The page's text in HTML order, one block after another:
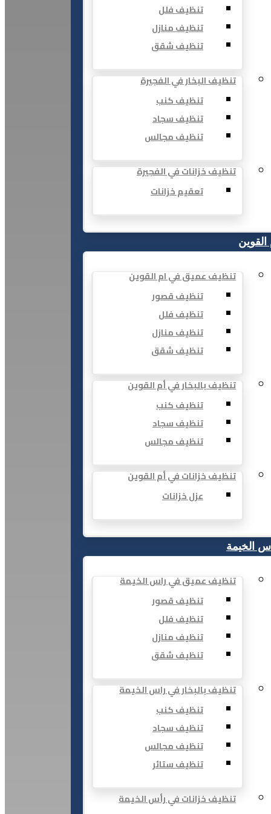
تنظيف فلل
تنظيف منازل
تنظيف شقق
تنظيف البخار في الفجيرة
تنظيف كنب
تنظيف سجاد
تنظيف مجالس
تنظيف خزانات في الفجيرة
تعقيم خزانات
القوين
تنظيف عميق في ام القوين
تنظيف قصور
تنظيف فلل
تنظيف منازل
تنظيف شقق
تنظيف بالبخار في أم القوين
تنظيف كنب
تنظيف سجاد
تنظيف مجالس
تنظيف خزانات في أم القوين
عزل خزانات
الخيمة
تنظيف عميق في راس الخيمة
تنظيف قصور
تنظيف فلل
تنظيف منازل
تنظيف شقق
تنظيف بالبخار في راس الخيمة
تنظيف كنب
تنظيف سجاد
تنظيف مجالس
تنظيف ستائر
تنظيف خزانات في رأس الخيمة